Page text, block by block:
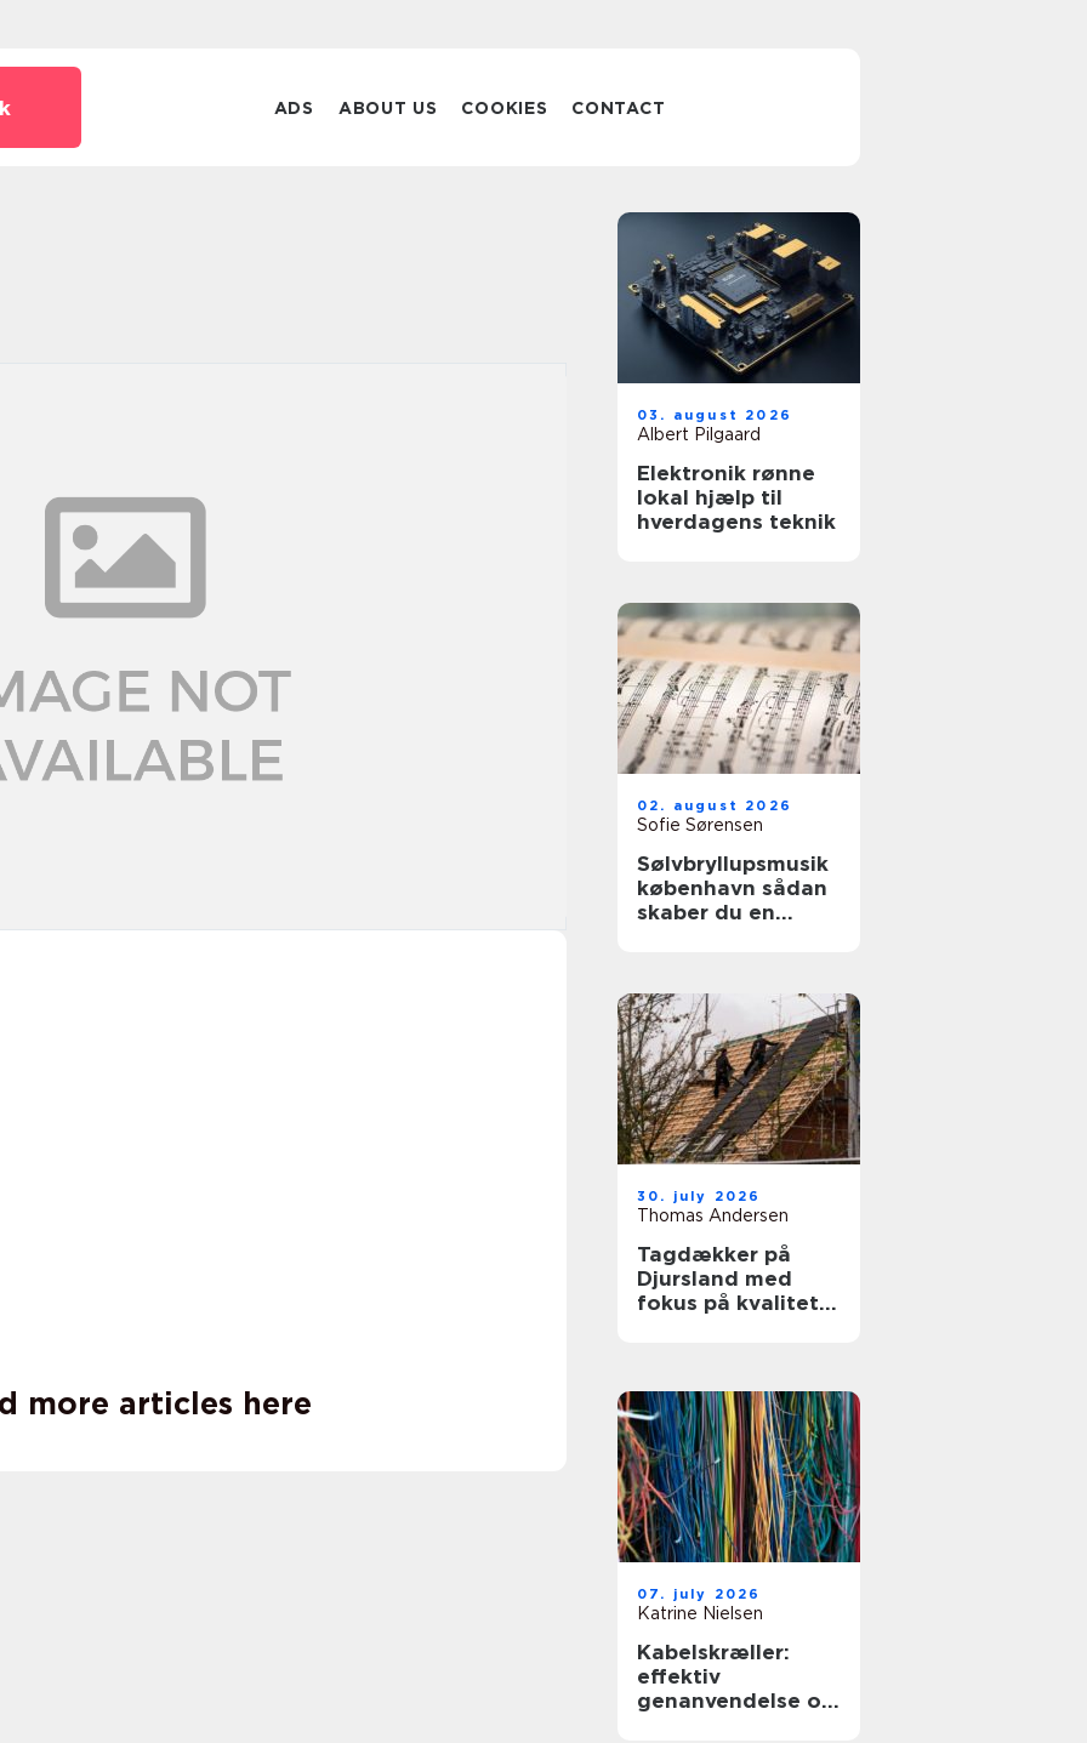
ADS ABOUT US COOKIES CONTACT
more articles here
03. august 2026
Albert Pilgaard
Elektronik rønne
lokal hjælp til
hverdagens teknik
02. august 2026
Sofie Sørensen
Sølvbryllupsmusik
københavn sådan
skaber du en
30. july 2026
Thomas Andersen
Tagdækker på
Djursland med
fokus på kvalitet
07. july 2026
Katrine Nielsen
Kabelskræller:
effektiv
genanvendelse og